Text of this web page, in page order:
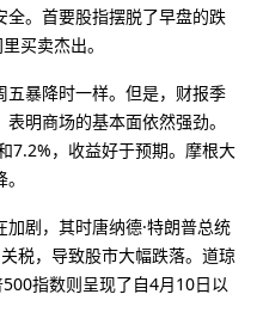
全。首要股指摆脱了早盘的跌
买卖杰出。
暴降时一样。但是，财报季
明商场的基本面依然强劲。
7.2%，收益好于预期。摩根大
剧，其时唐纳德·特朗普总统
税，导致股市大幅跌落。道琼
指数则呈现了自4月10日以